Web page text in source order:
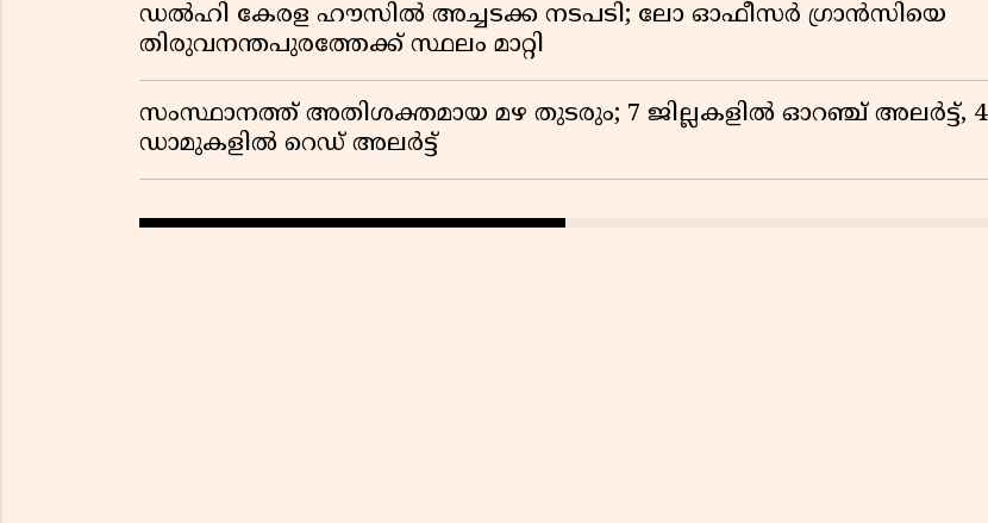
ഡൽഹി കേരള ഹൗസിൽ അച്ചടക്ക നടപടി; ലോ ഓഫീസർ ഗ്രാൻസിയെ
തിരുവനന്തപുരത്തേക്ക് സ്ഥലം മാറ്റി
സംസ്ഥാനത്ത് അതിശക്തമായ മഴ തുടരും; 7 ജില്ലകളിൽ ഓറഞ്ച് അലർട്ട്, 4
ഡാമുകളിൽ റെഡ് അലർട്ട്